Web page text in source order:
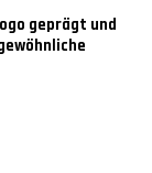
geprägt und